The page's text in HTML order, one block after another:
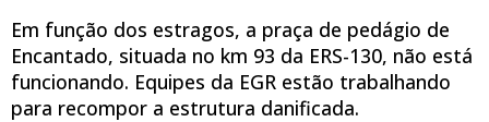
Em função dos estragos, a praça de pedágio de
Encantado, situada no km 93 da ERS-130, não está
funcionando. Equipes da EGR estão trabalhando
para recompor a estrutura danificada.